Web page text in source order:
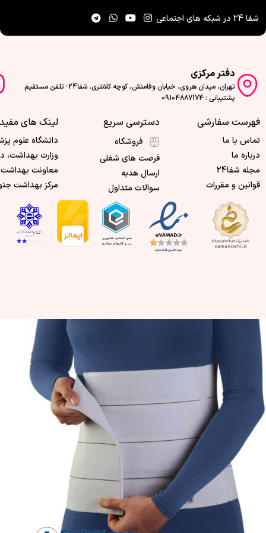
رنگ:مشکی
طراحی تهویه‌دار:
طول استفاده
شفا 24 در شبکه های اجتماعی
دفتر مرکزی
تهران، میدان هروی، خیابان وفامنش، کوچه کلانتری، شفا24- تلفن مستقیم
پشتیبانی : 09104887174
فهرست سفارشی
تماس با ما
درباره ما
مجله شفا24
قوانین و مقررات
دسترسی سریع
فروشگاه
فرصت های شغلی
ارسال هدیه
سوالات متداول
لینک های
دانشگاه علوم
وزارت بهداشت،
معاونت
مرکز بهداشت